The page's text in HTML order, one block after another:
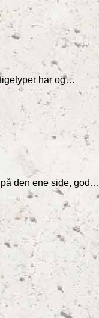
har og…
den ene side, god…